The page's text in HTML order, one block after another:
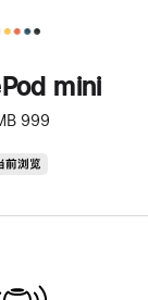
mini
999
前浏览